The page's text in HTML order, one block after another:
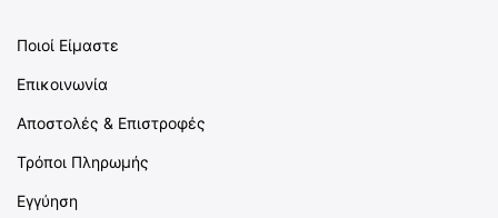
Ποιοί Είμαστε
Επικοινωνία
Αποστολές & Επιστροφές
Τρόποι Πληρωμής
Εγγύηση